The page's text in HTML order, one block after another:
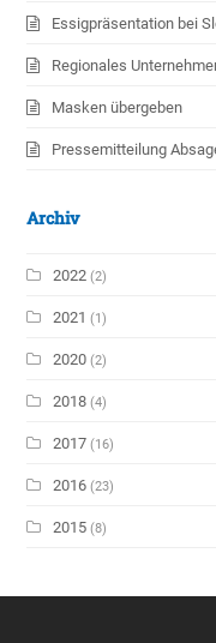
Essigpräsentation bei
Regionales
Masken übergeben
Pressemitteilung
Archiv
2022(2)
2021(1)
2020(2)
2018(4)
2017(16)
2016(23)
2015(8)